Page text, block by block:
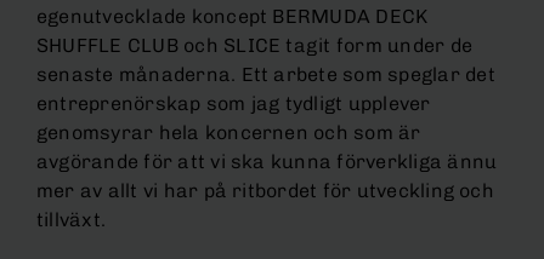
egenutvecklade koncept BERMUDA DECK
SHUFFLE CLUB och SLICE tagit form under de
senaste månaderna. Ett arbete som speglar det
entreprenörskap som jag tydligt upplever
genomsyrar hela koncernen och som är
avgörande för att vi ska kunna förverkliga ännu
mer av allt vi har på ritbordet för utveckling och
tillväxt.